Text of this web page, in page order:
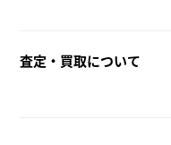
査定・買取について